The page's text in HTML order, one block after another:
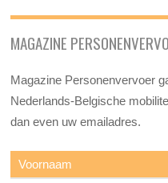
MAGAZINE
Magazine Personenvervoer
Nederlands-Belgische
dan even uw emailadres.